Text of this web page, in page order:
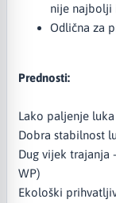
nije najbolji
Odlična za
Prednosti:
Lako paljenje
Dobra stabilnost
Dug vijek trajanja
WP)
Ekološki